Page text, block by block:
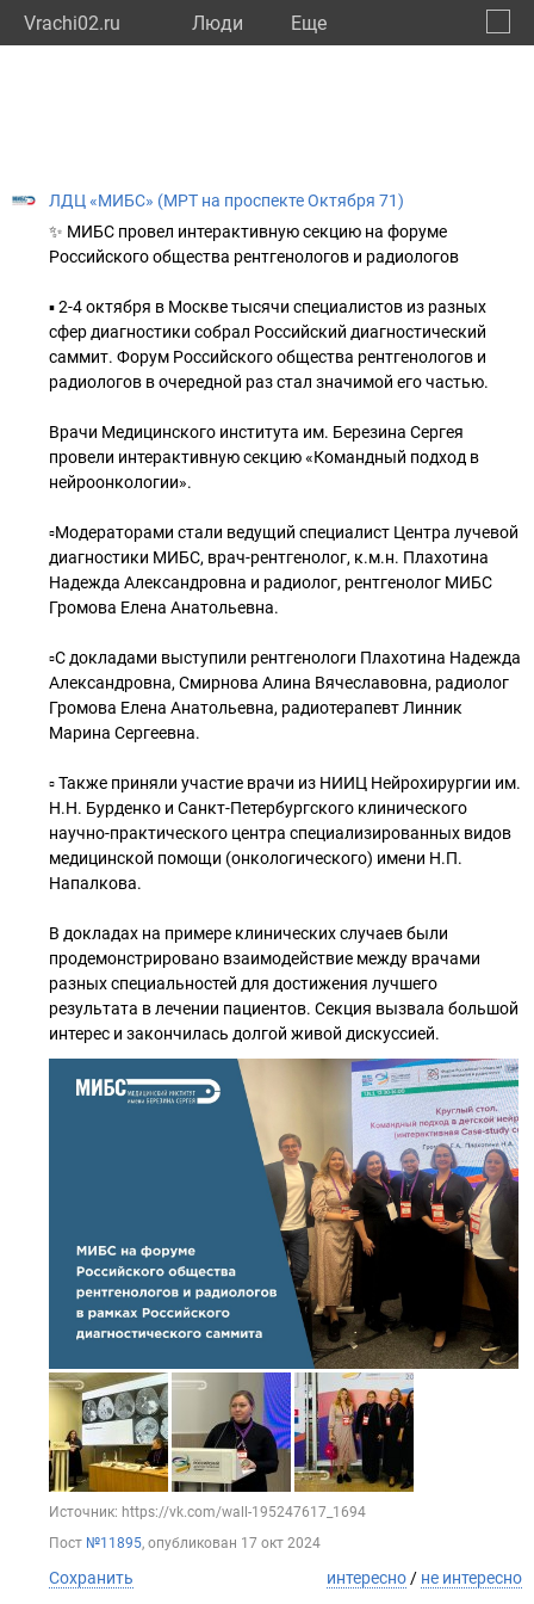
Vrachi02.ru Люди Eще
ЛДЦ «МИБС» (МРТ на проспекте Октября 71)
✨ МИБС провел интерактивную секцию на форуме
Российского общества рентгенологов и радиологов
▪️ 2-4 октября в Москве тысячи специалистов из разных
сфер диагностики собрал Российский диагностический
саммит. Форум Российского общества рентгенологов и
радиологов в очередной раз стал значимой его частью.
Врачи Медицинского института им. Березина Сергея
провели интерактивную секцию «Командный подход в
нейроонкологии».
▫️Модераторами стали ведущий специалист Центра лучевой
диагностики МИБС, врач-рентгенолог, к.м.н. Плахотина
Надежда Александровна и радиолог, рентгенолог МИБС
Громова Елена Анатольевна.
▫️С докладами выступили рентгенологи Плахотина Надежда
Александровна, Смирнова Алина Вячеславовна, радиолог
Громова Елена Анатольевна, радиотерапевт Линник
Марина Сергеевна.
▫️ Также приняли участие врачи из НИИЦ Нейрохирургии им.
Н.Н. Бурденко и Санкт-Петербургского клинического
научно-практического центра специализированных видов
медицинской помощи (онкологического) имени Н.П.
Напалкова.
В докладах на примере клинических случаев были
продемонстрировано взаимодействие между врачами
разных специальностей для достижения лучшего
результата в лечении пациентов. Секция вызвала большой
интерес и закончилась долгой живой дискуссией.
Источник: https://vk.com/wall-195247617_1694
Пост №11895, опубликован 17 окт 2024
Сохранить интересно / не интересно